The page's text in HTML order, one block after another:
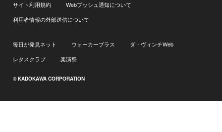
サイト利用規約
Webプッシュ通知について
利用者情報の外部送信について
毎日が発見ネット ウォーカープラス
ダ・ヴィンチWeb
レタスクラブ
楽演祭
© KADOKAWA CORPORATION